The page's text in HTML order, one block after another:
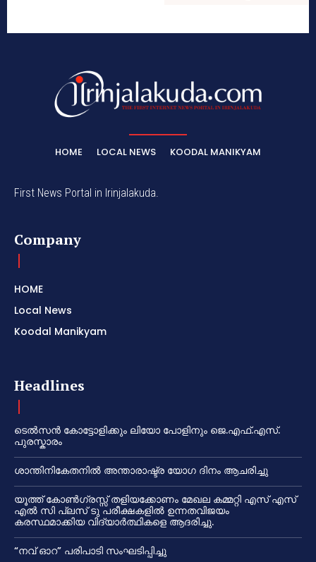
HOME LOCAL NEWS KOODAL MANIKYAM
First News Portal in Irinjalakuda.
Company
HOME
Local News
Koodal Manikyam
Headlines
ടെൽസൻ കോട്ടോളിക്കും ലിയോ പോളിനും ജെ.എഫ്.എസ്.
പുരസ്കാരം
ശാന്തിനികേതനിൽ അന്താരാഷ്ട്ര യോഗ ദിനം ആചരിച്ചു
യൂത്ത് കോൺഗ്രസ്സ് തളിയക്കോണം മേഖല കമ്മറ്റി എസ് എസ്
എൽ സി പ്ലസ് ടു പരീക്ഷകളിൽ ഉന്നതവിജയം
കരസ്ഥമാക്കിയ വിദ്യാർത്ഥികളെ ആദരിച്ചു.
“നവ് ഓറ” പരിപാടി സംഘടിപ്പിച്ചു